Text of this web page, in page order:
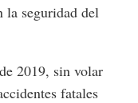
la seguridad del
2019, sin volar
fatales